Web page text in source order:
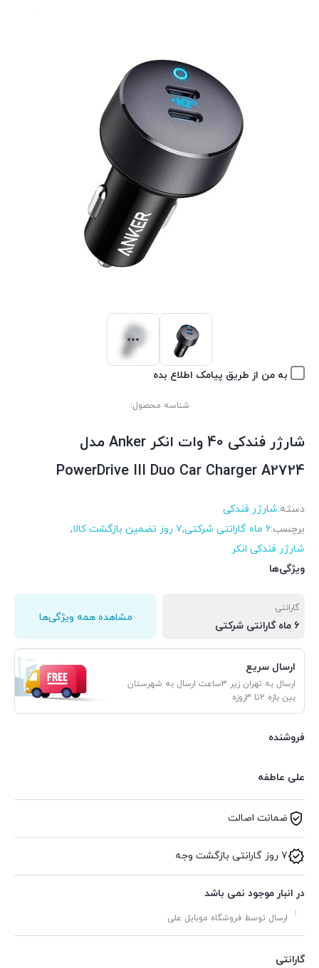
به من از طریق پیامک اطلاع بده
شناسه محصول:
شارژر فندکی 40 وات انکر Anker مدل
PowerDrive III Duo Car Charger A2724
دسته:شارژر فندکی
برچسب:6 ماه گارانتی شرکتی ,۷ روز تضمین بازگشت کالا
,
شارژر فندکی انکر
ویژگی‌ها
گارانتی
6 ماه گارانتی شرکتی
مشاهده همه ویژگی‌ها
ارسال سریع
ارسال به تهران زیر 3ساعت ارسال به شهرستان
بین بازه 2تا 3روزه
فروشنده
علی عاطفه
ضمانت اصالت
7 روز گارانتی بازگشت وجه
در انبار موجود نمی باشد
ارسال توسط فروشگاه موبایل علی
گارانتی